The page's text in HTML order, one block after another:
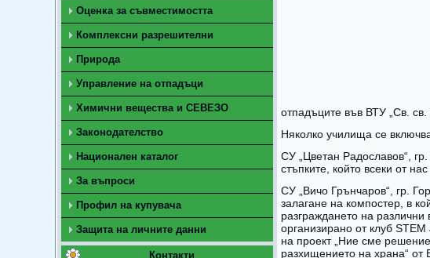
Оценка за съвместимостта
Комплексни разрешителни
Природа
Управление на отпадъци
Химични вещества и СЕВЕЗО
Законодателство
Национален каталог
За въпроси
Профил на купувача
Защита на личните данни
Контакти
отпадъците във ВТУ „Св.
Няколко училища се
СУ „Цветан Радославов“,
стъпките, който всеки от
СУ „Вичо Грънчаров“, гр.
залагане на компостер, в
разграждането на различни
организирано от клуб
на проект „Ние сме
разхищението на храна“ от